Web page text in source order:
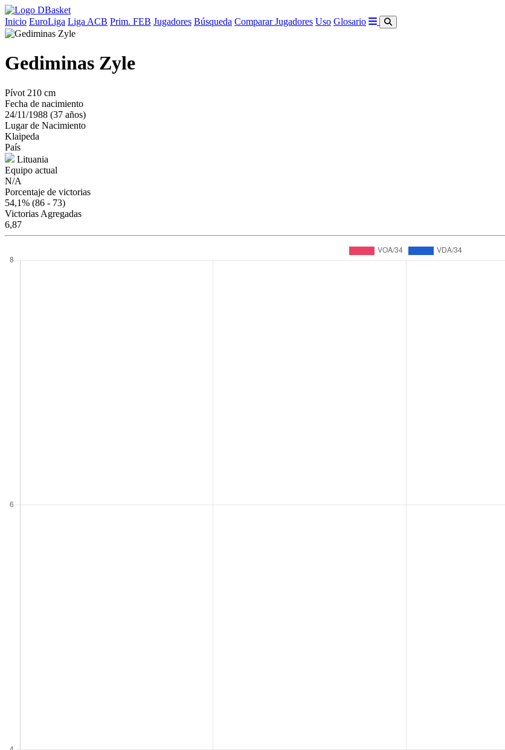
Inicio EuroLiga Liga ACB Prim. FEB Jugadores Búsqueda Comparar Jugadores Uso Glosario
Gediminas Zyle
Pívot 210 cm
Fecha de nacimiento
24/11/1988 (37 años)
Lugar de Nacimiento
Klaipeda
País
Lituania
Equipo actual
N/A
Porcentaje de victorias
54,1% (86 - 73)
Victorias Agregadas
6,87